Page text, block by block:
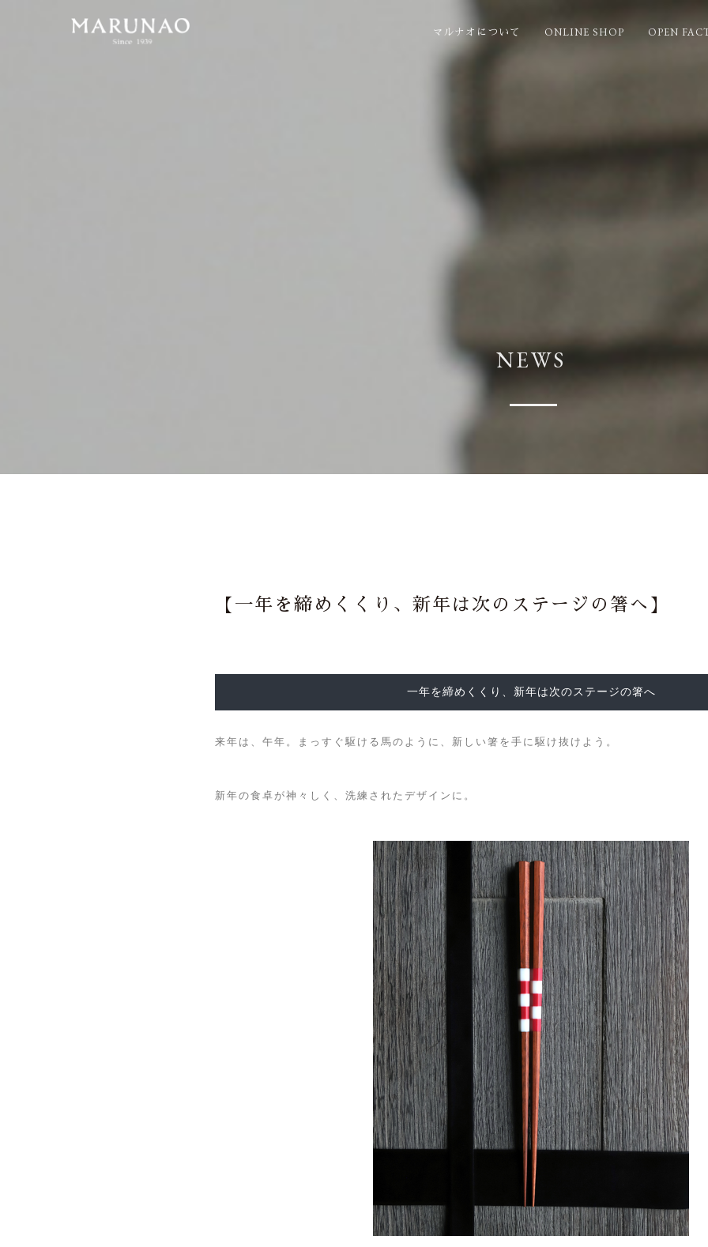
マルナオについて ONLINE SHOP OPEN
NEWS
【一年を締めくくり、新年は次のステージの箸へ】
一年を締めくくり、新年は次のステージの箸へ
来年は、午年。まっすぐ駆ける馬のように、新しい箸を手に駆け抜けよう。
新年の食卓が神々しく、洗練されたデザインに。